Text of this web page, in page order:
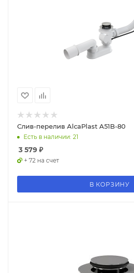
Слив-перелив AlcaPlast A51B-80
Есть в наличии: 21
3 579 ₽
+ 72 на счет
В КОРЗИНУ